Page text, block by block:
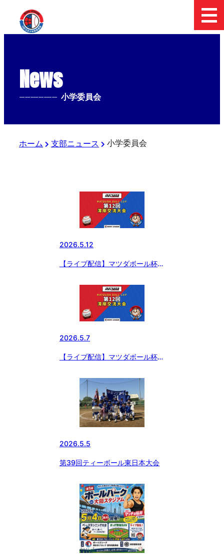
News
-------------- 小学委員会
ホーム 支部ニュース 小学委員会
2026.5.12
【ライブ配信】マツダボール杯
2026.5.7
【ライブ配信】マツダボール杯
2026.5.5
第39回ティーボール東日本大会